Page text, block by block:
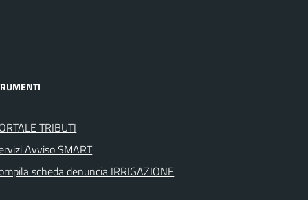
TRIBUTI
Avviso SMART
scheda denuncia IRRIGAZIONE